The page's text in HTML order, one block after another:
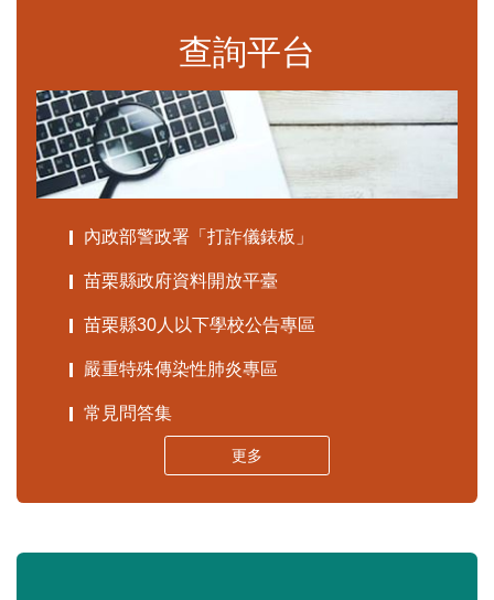
查詢平台
內政部警政署「打詐儀錶板」
苗栗縣政府資料開放平臺
苗栗縣30人以下學校公告專區
嚴重特殊傳染性肺炎專區
常見問答集
更多